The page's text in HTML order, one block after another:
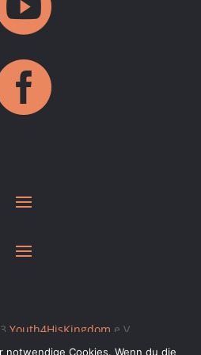
Youth4HisKingdom e.V.
notwendige Cookies. Wenn du die